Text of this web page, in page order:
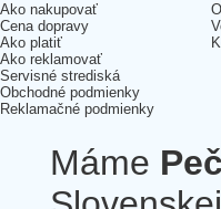
Ako nakupovať
Cena dopravy
Ako platiť
Ako reklamovať
Servisné strediská
Obchodné podmienky
Reklamačné podmienky
Máme